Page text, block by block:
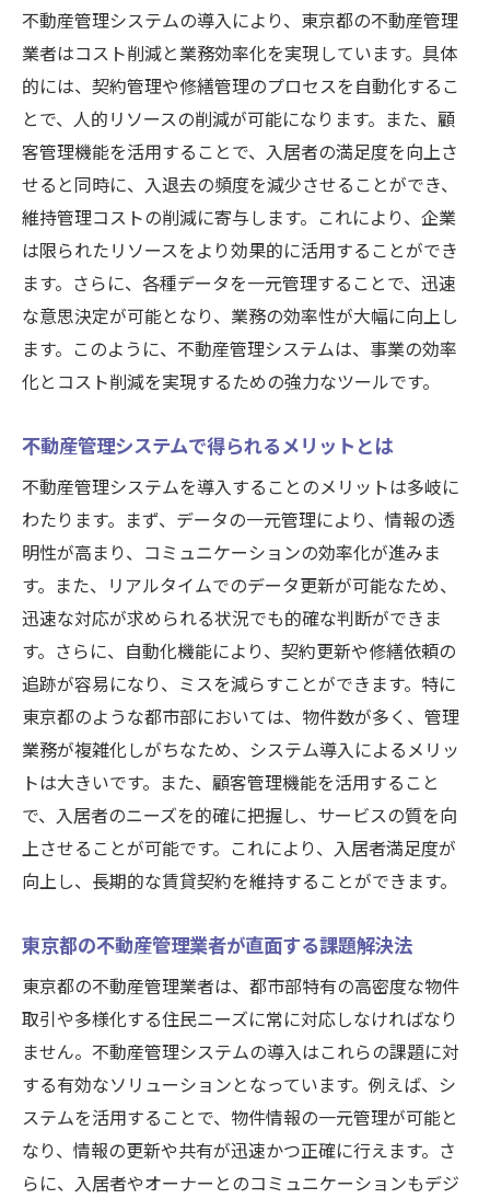
先進的なシステム導入で差別化を図る方法
競争力を高めるためのシステム選定基準
新しいシステムがもたらすビジネスチャン
スの拡大
不動産管理システムの導入により、東京都の不動産管理
業者はコスト削減と業務効率化を実現しています。具体
的には、契約管理や修繕管理のプロセスを自動化するこ
とで、人的リソースの削減が可能になります。また、顧
客管理機能を活用することで、入居者の満足度を向上さ
せると同時に、入退去の頻度を減少させることができ、
維持管理コストの削減に寄与します。これにより、企業
は限られたリソースをより効果的に活用することができ
ます。さらに、各種データを一元管理することで、迅速
な意思決定が可能となり、業務の効率性が大幅に向上し
ます。このように、不動産管理システムは、事業の効率
化とコスト削減を実現するための強力なツールです。
不動産管理システムで得られるメリットとは
不動産管理システムを導入することのメリットは多岐に
わたります。まず、データの一元管理により、情報の透
明性が高まり、コミュニケーションの効率化が進みま
す。また、リアルタイムでのデータ更新が可能なため、
迅速な対応が求められる状況でも的確な判断ができま
す。さらに、自動化機能により、契約更新や修繕依頼の
追跡が容易になり、ミスを減らすことができます。特に
東京都のような都市部においては、物件数が多く、管理
業務が複雑化しがちなため、システム導入によるメリッ
トは大きいです。また、顧客管理機能を活用すること
で、入居者のニーズを的確に把握し、サービスの質を向
上させることが可能です。これにより、入居者満足度が
向上し、長期的な賃貸契約を維持することができます。
東京都の不動産管理業者が直面する課題解決法
東京都の不動産管理業者は、都市部特有の高密度な物件
取引や多様化する住民ニーズに常に対応しなければなり
ません。不動産管理システムの導入はこれらの課題に対
する有効なソリューションとなっています。例えば、シ
ステムを活用することで、物件情報の一元管理が可能と
なり、情報の更新や共有が迅速かつ正確に行えます。さ
らに、入居者やオーナーとのコミュニケーションもデジ